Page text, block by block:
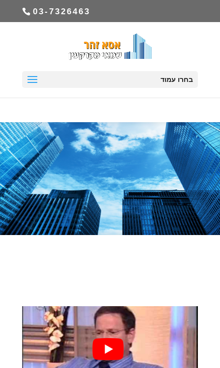
03-7326463
בחרו עמוד